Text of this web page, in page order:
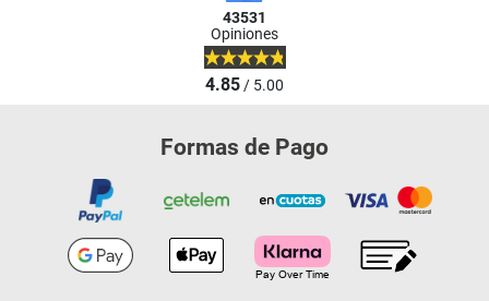
43531
Opiniones
4.85/ 5.00
Formas de Pago